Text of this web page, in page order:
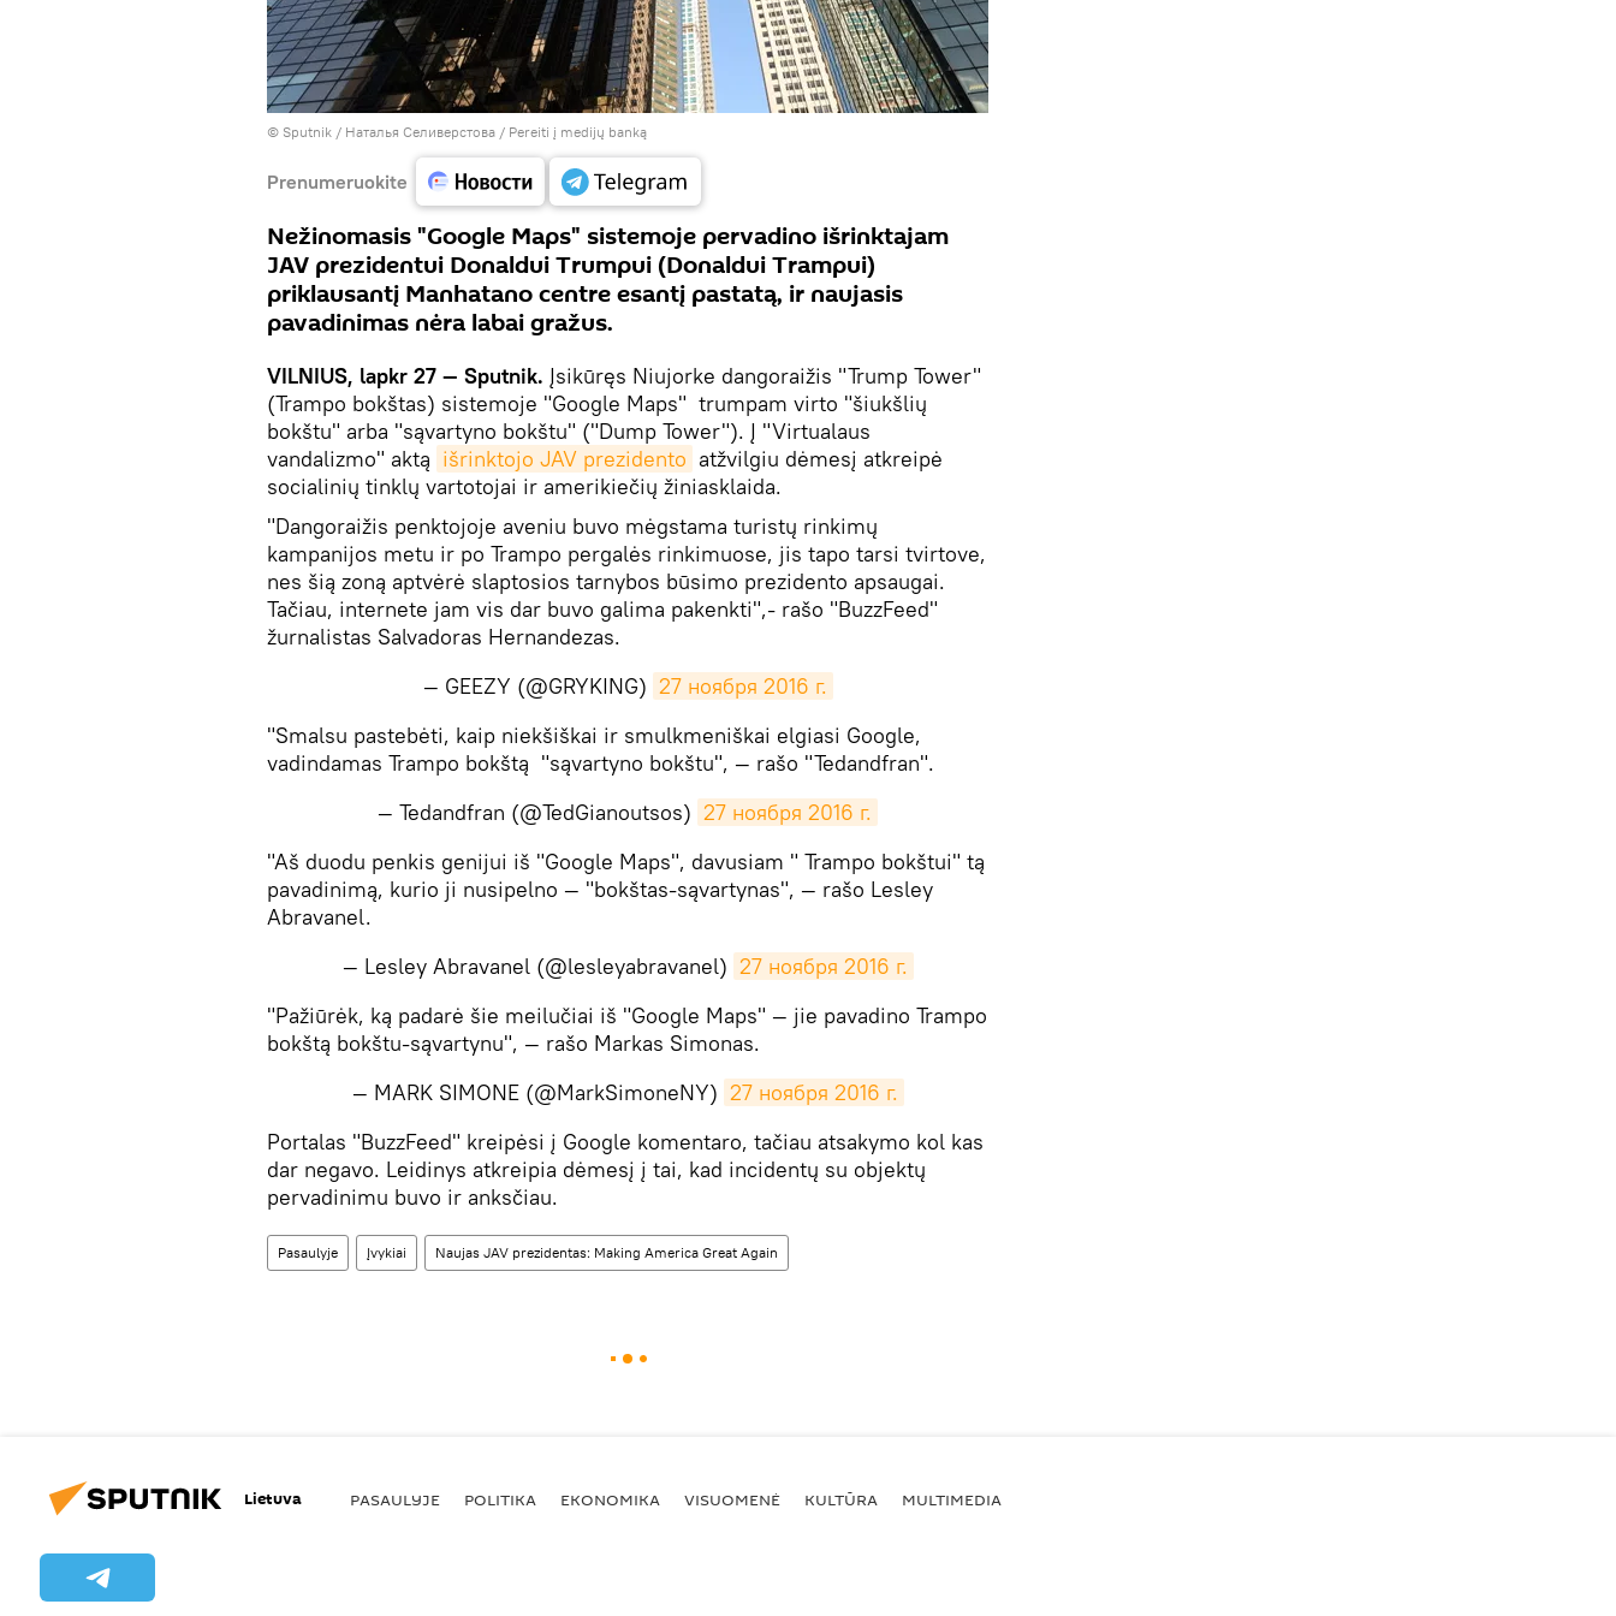
© Sputnik / Наталья Селиверстова / Pereiti į medijų banką
Prenumeruokite
Nežinomasis "Google Maps" sistemoje pervadino išrinktajam
JAV prezidentui Donaldui Trumpui (Donaldui Trampui)
priklausantį Manhatano centre esantį pastatą, ir naujasis
pavadinimas nėra labai gražus.
VILNIUS, lapkr 27 — Sputnik. Įsikūręs Niujorke dangoraižis "Trump Tower"
(Trampo bokštas) sistemoje "Google Maps" trumpam virto "šiukšlių
bokštu" arba "sąvartyno bokštu" ("Dump Tower"). Į "Virtualaus
vandalizmo" aktą išrinktojo JAV prezidento atžvilgiu dėmesį atkreipė
socialinių tinklų vartotojai ir amerikiečių žiniasklaida.
"Dangoraižis penktojoje aveniu buvo mėgstama turistų rinkimų
kampanijos metu ir po Trampo pergalės rinkimuose, jis tapo tarsi tvirtove,
nes šią zoną aptvėrė slaptosios tarnybos būsimo prezidento apsaugai.
Tačiau, internete jam vis dar buvo galima pakenkti",- rašo "BuzzFeed"
žurnalistas Salvadoras Hernandezas.
— GEEZY (@GRYKING) 27 ноября 2016 г.
"Smalsu pastebėti, kaip niekšiškai ir smulkmeniškai elgiasi Google,
vadindamas Trampo bokštą "sąvartyno bokštu", — rašo "Tedandfran".
— Tedandfran (@TedGianoutsos) 27 ноября 2016 г.
"Aš duodu penkis genijui iš "Google Maps", davusiam " Trampo bokštui" tą
pavadinimą, kurio ji nusipelno — "bokštas-sąvartynas", — rašo Lesley
Abravanel.
— Lesley Abravanel (@lesleyabravanel) 27 ноября 2016 г.
​"Pažiūrėk, ką padarė šie meilučiai iš "Google Maps" — jie pavadino Trampo
bokštą bokštu-sąvartynu", — rašo Markas Simonas.
— MARK SIMONE (@MarkSimoneNY) 27 ноября 2016 г.
​Portalas "BuzzFeed" kreipėsi į Google komentaro, tačiau atsakymo kol kas
dar negavo. Leidinys atkreipia dėmesį į tai, kad incidentų su objektų
pervadinimu buvo ir anksčiau.
Pasaulyje Įvykiai Naujas JAV prezidentas: Making America Great Again
Lietuva PASAULYJE POLITIKA EKONOMIKA VISUOMENĖ KULTŪRA MULTIMEDIA